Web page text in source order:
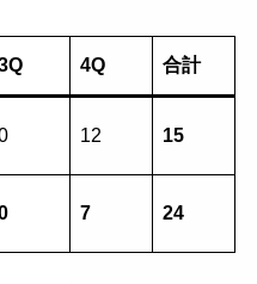
4Q 合計
12 15
7 24